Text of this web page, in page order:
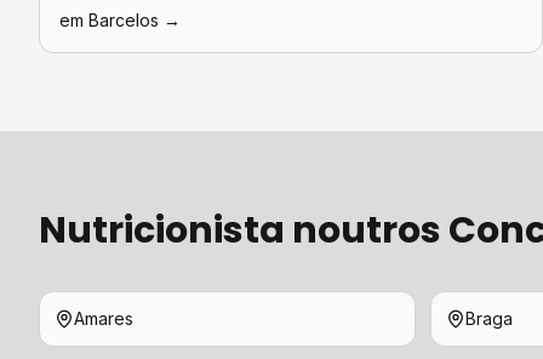
em Barcelos →
Nutricionista noutros
Amares Braga